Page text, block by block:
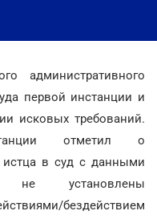
административного
первой инстанции и
исковых требований.
отметил о
истца в суд с данными
не установлены
бездействием